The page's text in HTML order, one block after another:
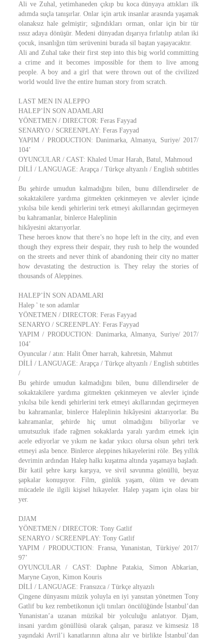
Ali ve Zuhal, yetimhaneden çıkıp bu koca dünyaya attıkları ilk
adımda suçla tanışırlar. Onlar için artık insanlar arasında yaşamak
olanaksız hale gelmiştir; sığındıkları orman, onlar için bir tür
ıssız adaya dönüşür. Medeni dünyadan dışarıya fırlatılıp atılan iki
çocuk, insanlığın tüm serüvenini burada sil baştan yaşayacaktır.
Ali and Zuhal take their first step into this big world committing
a crime and it becomes impossible for them to live among
people. A boy and a girl that were thrown out of the civilized
world would live the entire human story from scratch.
LAST MEN IN ALEPPO
HALEP’İN SON ADAMLARI
YÖNETMEN / DIRECTOR: Feras Fayyad
SENARYO / SCREENPLAY: Feras Fayyad
YAPIM / PRODUCTION: Danimarka, Almanya, Suriye/ 2017/
104’
OYUNCULAR / CAST: Khaled Umar Harah, Batul, Mahmoud
DİLİ / LANGUAGE: Arapça / Türkçe altyazılı / English subtitles
/
Bu şehirde umudun kalmadığını bilen, bunu dillendirseler de
sokaktakilere yardıma gitmekten çekinmeyen ve alevler içinde
yıkılsa bile kendi şehirlerini terk etmeyi akıllarından geçirmeyen
bu kahramanlar, binlerce Haleplinin
hikâyesini aktarıyorlar.
These heroes know that there’s no hope left in the city, and even
though they express their despair, they rush to help the wounded
on the streets and never think of abandoning their city no matter
how devastating the destruction is. They relay the stories of
thousands of Aleppines.
HALEP’İN SON ADAMLARI
Halep ' te son adamlar
YÖNETMEN / DIRECTOR: Feras Fayyad
SENARYO / SCREENPLAY: Feras Fayyad
YAPIM / PRODUCTION: Danimarka, Almanya, Suriye/ 2017/
104’
Oyuncular / atın: Halit Ömer harrah, kahretsin, Mahmut
DİLİ / LANGUAGE: Arapça / Türkçe altyazılı / English subtitles
/
Bu şehirde umudun kalmadığını bilen, bunu dillendirseler de
sokaktakilere yardıma gitmekten çekinmeyen ve alevler içinde
yıkılsa bile kendi şehirlerini terk etmeyi akıllarından geçirmeyen
bu kahramanlar, binlerce Haleplinin hikâyesini aktarıyorlar. Bu
kahramanlar, şehirde hiç umut olmadığını biliyorlar ve
umutsuzluk ifade rağmen sokaklarda yaralı yardım etmek için
acele ediyorlar ve yıkım ne kadar yıkıcı olursa olsun şehri terk
etmeyi asla bence. Binlerce aleppines hikayelerini röle. Beş yıllık
devrimin ardından Halep halkı kuşatma altında yaşamaya başladı.
Bir katil şehre karşı karşıya, ve sivil savunma gönüllü, beyaz
şapkalar konuşuyor. Film, günlük yaşam, ölüm ve devam
mücadele ile ilgili kişisel hikayeler. Halep yaşam için olası bir
yer.
DJAM
YÖNETMEN / DIRECTOR: Tony Gatlif
SENARYO / SCREENPLAY: Tony Gatlif
YAPIM / PRODUCTION: Fransa, Yunanistan, Türkiye/ 2017/
97’
OYUNCULAR / CAST: Daphne Patakia, Simon Abkarian,
Maryne Cayon, Kimon Kouris
DİLİ / LANGUAGE: Fransızca / Türkçe altyazılı
Çingene dünyasını müzik yoluyla en iyi yansıtan yönetmen Tony
Gatlif bu kez rembetikonun içli tınıları öncülüğünde İstanbul’dan
Yunanistan’a uzanan müzikal bir yolculuğu anlatıyor. Djam,
insani yardım gönüllüsü olarak çalışan, parasız ve kimsesiz 18
yaşındaki Avril’i kanatlarının altına alır ve birlikte İstanbul’dan